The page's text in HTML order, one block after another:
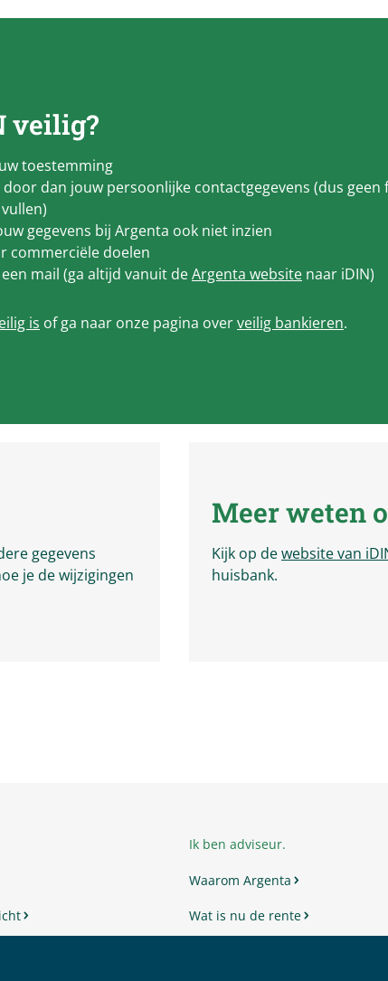
veilig?
toestemming
dan jouw persoonlijke contactgegevens (dus geen
gegevens bij Argenta ook niet inzien
commerciële doelen
mail (ga altijd vanuit deArgenta website naar iDIN)
is of ga naar onze pagina overveilig bankieren.
gegevens
je de wijzigingen
Meer weten
Kijk op dewebsite van
huisbank.
Ik ben adviseur.
Waarom Argenta
Wat is nu de rente